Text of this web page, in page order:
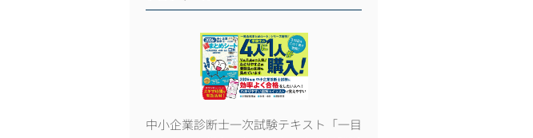
中小企業診断士一次試験テキスト「一目